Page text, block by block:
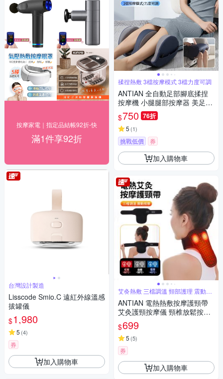
按摩家電｜指定品結帳92折-快
滿1件享92折
台灣設計製造
Lisscode Smio.C 遠紅外線溫感
拔罐儀
$1,980
5 (4)
券
加入購物車
揉捏熱敷 3檔按摩模式 3檔力度可調
ANTIAN 全自動足部腳底揉捏
按摩機 小腿腿部按摩器 美足美
腿足療機 腳底放鬆神器
$750 76折
5 (1)
挑戰低價 券
加入購物車
艾灸熱敷 三檔調溫 頸部護理 震動按
摩
ANTIAN 電熱熱敷按摩護頸帶
艾灸護頸按摩儀 頸椎放鬆按摩
器 護脖保暖神器
$699
5 (5)
券
加入購物車